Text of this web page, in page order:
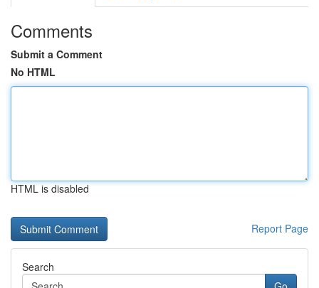
Comments
Submit a Comment
No HTML
HTML is disabled
Report Page
Search